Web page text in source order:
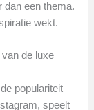
een thema.
wekt.
van de luxe
populariteit
speelt